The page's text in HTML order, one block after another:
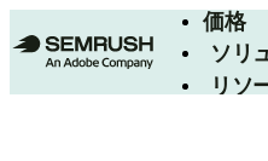
価格
ソリ
リソ